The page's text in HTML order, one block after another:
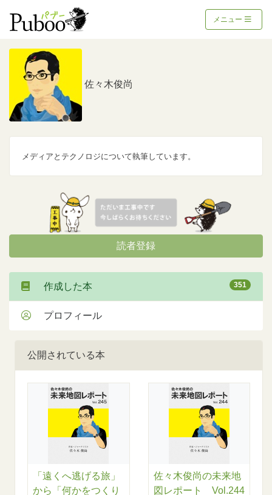
メニュー
公開されている本
「遠くへ逃げる旅」
から「何かをつくり
佐々木俊尚の未来地
図レポート Vol.244
佐々木俊尚
メディアとテクノロジについて執筆しています。
読者登録
作成した本 351
プロフィール